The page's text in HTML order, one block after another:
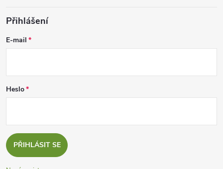
Přihlášení
E-mail
Heslo
PŘIHLÁSIT SE